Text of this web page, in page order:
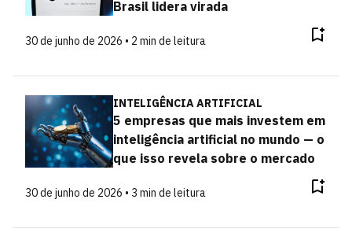
Brasil lidera virada
30 de junho de 2026 • 2 min de leitura
INTELIGÊNCIA ARTIFICIAL
5 empresas que mais investem em
inteligência artificial no mundo — o
que isso revela sobre o mercado
30 de junho de 2026 • 3 min de leitura